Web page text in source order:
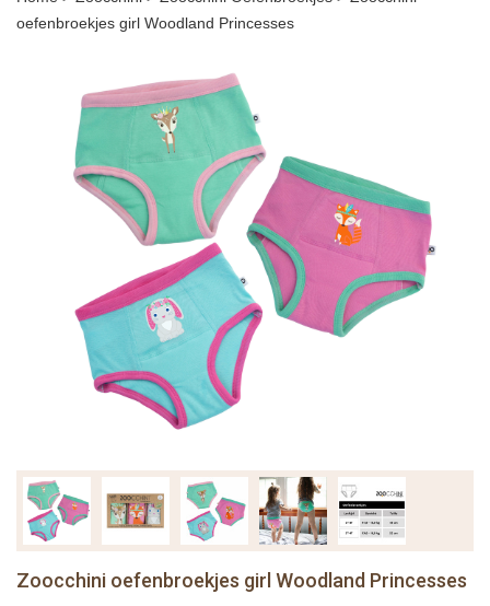
oefenbroekjes girl Woodland Princesses
Zoocchini oefenbroekjes girl Woodland Princesses